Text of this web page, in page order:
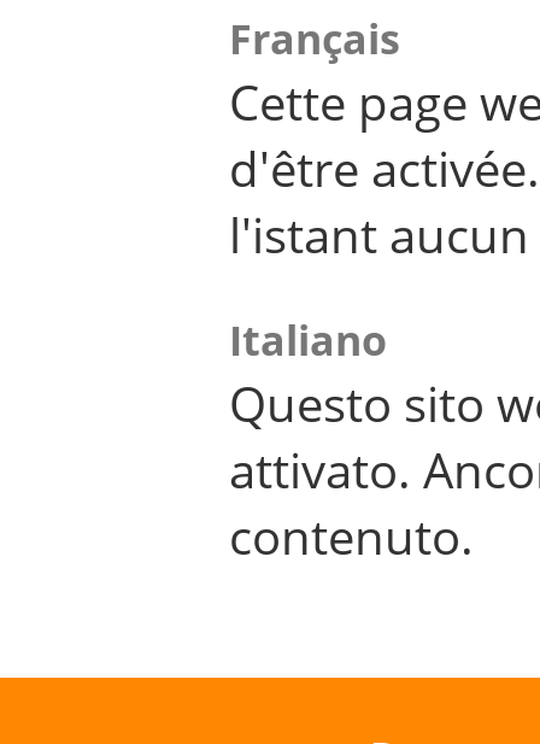
Français
Cette page
d'être
l'istant
Italiano
Questo sito
attivato.
contenuto.